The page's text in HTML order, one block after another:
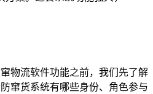
流软件功能之前，我们先了解
窜货系统有哪些身份、角色参与